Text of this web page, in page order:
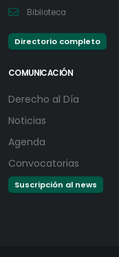
Biblioteca
Directorio completo
COMUNICACIÓN
Derecho al Día
Noticias
Agenda
Convocatorias
Suscripción al news